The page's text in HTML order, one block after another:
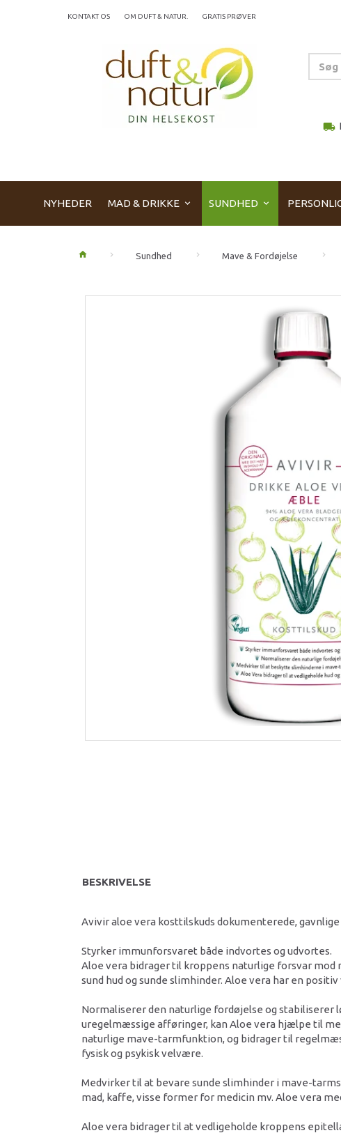
KONTAKT OS OM DUFT & NATUR. GRATIS PRØVER
local_shipping
NYHEDER MAD & DRIKKE SUNDHED
Sundhed Mave & Fordøjelse
BESKRIVELSE
Avivir aloe vera kosttilskuds dokumenterede,
Styrker immunforsvaret både indvortes og udvortes.
Aloe vera bidrager til kroppens naturlige forsvar
sund hud og sunde slimhinder. Aloe vera har en
Normaliserer den naturlige fordøjelse og stabiliserer
uregelmæssige afføringer, kan Aloe vera hjælpe til
naturlige mave-tarmfunktion, og bidrager til
fysisk og psykisk velvære.
Medvirker til at bevare sunde slimhinder i mave-
mad, kaffe, visse former for medicin mv. Aloe vera
Aloe vera bidrager til at vedligeholde kroppens